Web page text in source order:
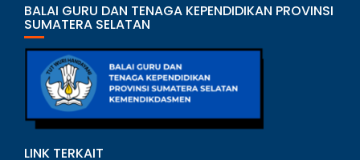
BALAI GURU DAN TENAGA KEPENDIDIKAN PROVINSI
SUMATERA SELATAN
LINK TERKAIT